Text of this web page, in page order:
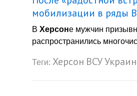
мобилизации в ряды
В Херсоне мужчин
распространились
Теги: Херсон ВСУ